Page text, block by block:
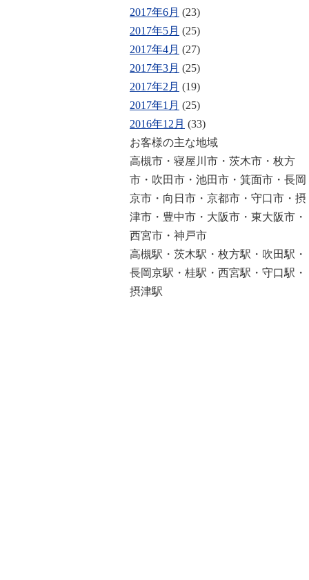
2017年6月 (23)
2017年5月 (25)
2017年4月 (27)
2017年3月 (25)
2017年2月 (19)
2017年1月 (25)
2016年12月 (33)
お客様の主な地域
高槻市・寝屋川市・茨木市・枚方
市・吹田市・池田市・箕面市・長岡
京市・向日市・京都市・守口市・摂
津市・豊中市・大阪市・東大阪市・
西宮市・神戸市
高槻駅・茨木駅・枚方駅・吹田駅・
長岡京駅・桂駅・西宮駅・守口駅・
摂津駅